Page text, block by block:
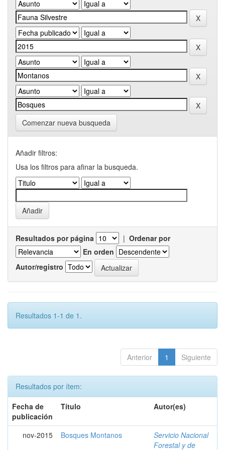
Comenzar nueva busqueda
Añadir filtros:
Usa los filtros para afinar la busqueda.
Resultados por página | Ordenar por
En orden
Autor/registro
Resultados 1-1 de 1.
Anterior 1 Siguiente
Resultados por ítem:
Fecha de
publicación
Título Autor(es)
nov-2015 Bosques Montanos
Servicio Nacional
Forestal y de